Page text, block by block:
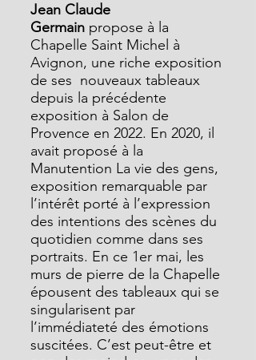
Jean Claude
Germain propose à la
Chapelle Saint Michel à
Avignon, une riche exposition
de ses  nouveaux tableaux
depuis la précédente
exposition à Salon de
Provence en 2022. En 2020, il
avait proposé à la
Manutention La vie des gens,
exposition remarquable par
l’intérêt porté à l’expression
des intentions des scènes du
quotidien comme dans ses
portraits. En ce 1er mai, les
murs de pierre de la Chapelle
épousent des tableaux qui se
singularisent par
l’immédiateté des émotions
suscitées. C’est peut-être et